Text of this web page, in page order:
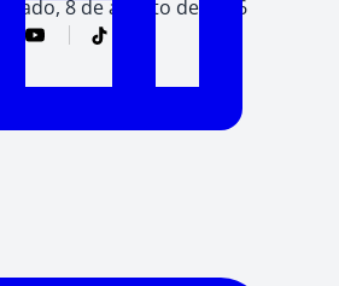
sábado, 8 de agosto de 2026